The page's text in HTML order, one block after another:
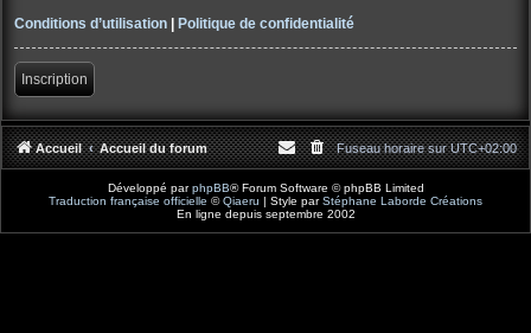
Conditions d’utilisation | Politique de confidentialité
Inscription
Accueil Accueil du forum Fuseau horaire surUTC+02:00
Développé parphpBB® Forum Software © phpBB Limited
Traduction française officielle ©Qiaeru | Style parStéphane Laborde Créations
En ligne depuis septembre 2002